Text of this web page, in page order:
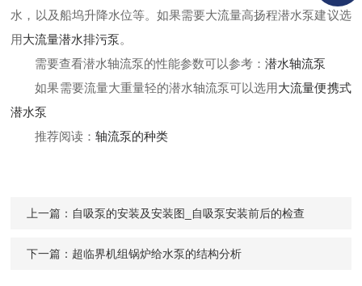
水，以及船坞升降水位等。如果需要大流量高扬程潜水泵建议选
用大流量潜水排污泵。
需要查看潜水轴流泵的性能参数可以参考：潜水轴流泵
如果需要流量大重量轻的潜水轴流泵可以选用大流量便携式
潜水泵
推荐阅读：轴流泵的种类
上一篇： 自吸泵的安装及安装图_自吸泵安装前后的检查
下一篇： 超临界机组锅炉给水泵的结构分析